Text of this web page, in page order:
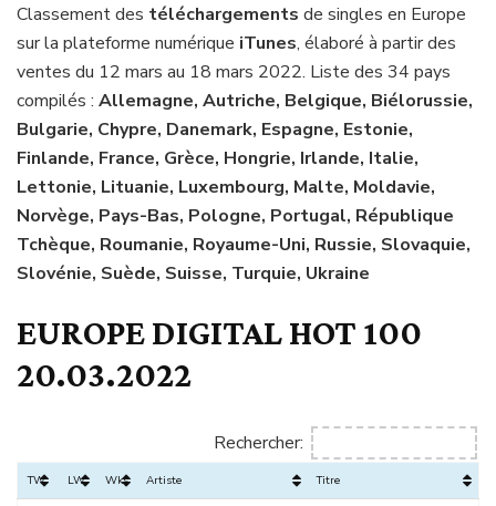
Classement des téléchargements de singles en Europe
sur la plateforme numérique iTunes, élaboré à partir des
ventes du 12 mars au 18 mars 2022. Liste des 34 pays
compilés : Allemagne, Autriche, Belgique, Biélorussie,
Bulgarie, Chypre, Danemark, Espagne, Estonie,
Finlande, France, Grèce, Hongrie, Irlande, Italie,
Lettonie, Lituanie, Luxembourg, Malte, Moldavie,
Norvège, Pays-Bas, Pologne, Portugal, République
Tchèque, Roumanie, Royaume-Uni, Russie, Slovaquie,
Slovénie, Suède, Suisse, Turquie, Ukraine
EUROPE DIGITAL HOT 100
20.03.2022
Rechercher:
TW LW Wks Artiste Titre